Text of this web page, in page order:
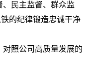
、民主监督、群众监
的纪律锻造忠诚干净
照公司高质量发展的